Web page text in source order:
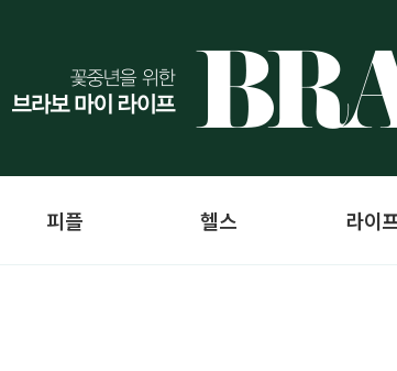
피플 헬스 라이